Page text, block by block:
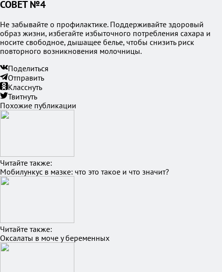
СОВЕТ №4
Не забывайте о профилактике. Поддерживайте здоровый
образ жизни, избегайте избыточного потребления сахара и
носите свободное, дышащее белье, чтобы снизить риск
повторного возникновения молочницы.
Поделиться
Отправить
Класснуть
Твитнуть
Похожие публикации
Читайте также:
Мобилункус в мазке: что это такое и что значит?
Читайте также:
Оксалаты в моче у беременных